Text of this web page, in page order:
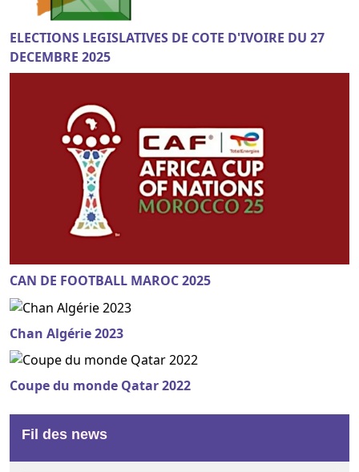
ELECTIONS LEGISLATIVES DE COTE D'IVOIRE DU 27
DECEMBRE 2025
CAN DE FOOTBALL MAROC 2025
Chan Algérie 2023
Coupe du monde Qatar 2022
Fil des news